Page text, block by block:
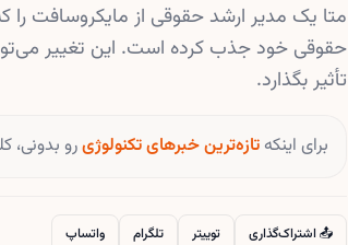
متا یک مدیر ارشد حقوقی از مایکروسافت را
حقوقی خود جذب کرده است. این تغییر
تأثیر بگذارد.
برای اینکهتازه‌ترین خبرهای تکنولوژیرو بدونی،
📤 اشتراک‌گذاری توییتر تلگرام واتساپ